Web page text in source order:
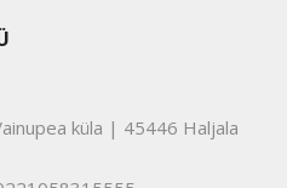
küla | 45446 Haljala